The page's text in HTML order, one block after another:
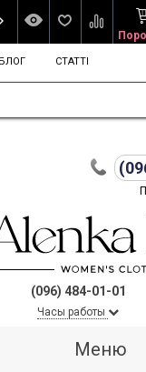
БЛОГ СТАТТІ
(096) 484-01-01
Часы работы
Меню